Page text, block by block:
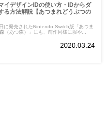
イデザインIDの使い方・IDからダ
る方法解説【あつまれどうぶつの
に発売されたNintendo Switch版「あつま
（あつ森）」にも、前作同様に服や...
2020.03.24